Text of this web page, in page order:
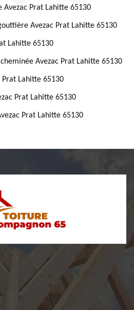
Avezac Prat Lahitte 65130
Avezac Prat Lahitte 65130
Lahitte 65130
Avezac Prat Lahitte 65130
Prat Lahitte 65130
Prat Lahitte 65130
Prat Lahitte 65130